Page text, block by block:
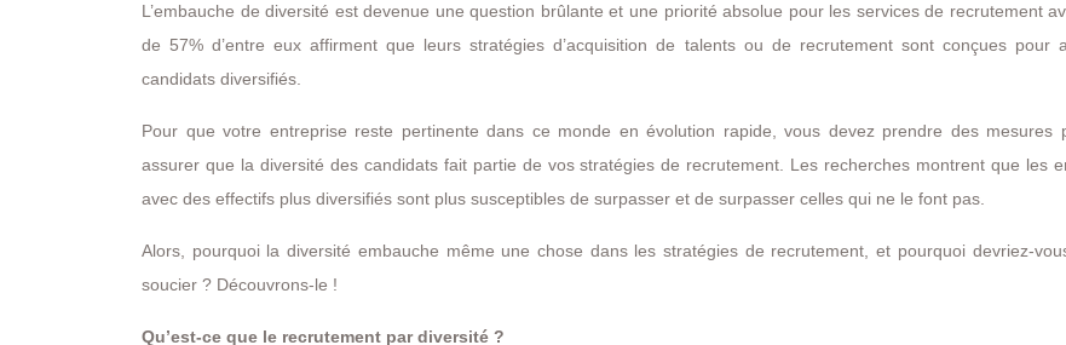
L’embauche de diversité est devenue une question brûlante et une priorité absolue pour les services de recrutement
de 57% d’entre eux affirment que leurs stratégies d’acquisition de talents ou de recrutement sont conçues pour
candidats diversifiés.
Pour que votre entreprise reste pertinente dans ce monde en évolution rapide, vous devez prendre des mesures
assurer que la diversité des candidats fait partie de vos stratégies de recrutement. Les recherches montrent que les
avec des effectifs plus diversifiés sont plus susceptibles de surpasser et de surpasser celles qui ne le font pas.
Alors, pourquoi la diversité embauche même une chose dans les stratégies de recrutement, et pourquoi devriez-
soucier ? Découvrons-le !
Qu’est-ce que le recrutement par diversité ?